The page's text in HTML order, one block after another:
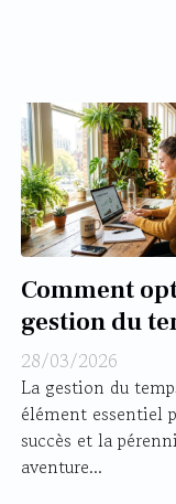
Comment
gestion du
les
28/03/2026
La gestion du
élément essentiel
succès et la
aventure...